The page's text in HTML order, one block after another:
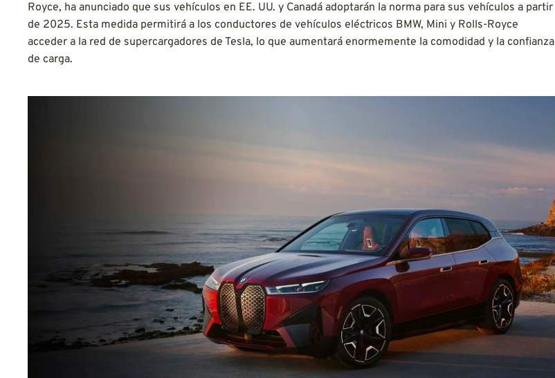
Royce, ha anunciado que sus vehículos en EE. UU. y Canadá adoptarán la norma para sus vehículos a partir
de 2025. Esta medida permitirá a los conductores de vehículos eléctricos BMW, Mini y Rolls-Royce
acceder a la red de supercargadores de Tesla, lo que aumentará enormemente la comodidad y la confianza
de carga.